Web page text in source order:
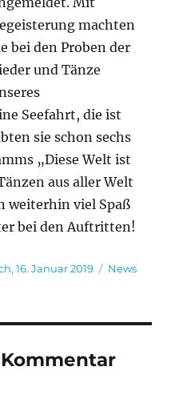
machten
bei den Proben der
und Tänze
Seefahrt, die ist
sie schon sechs
„Diese Welt ist
aus aller Welt
weiterhin viel Spaß
bei den Auftritten!
16. Januar 2019 Kategorien
News